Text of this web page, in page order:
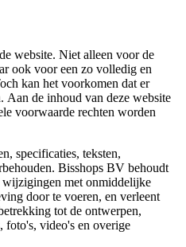
website. Niet alleen voor de
ook voor een zo volledig en
kan het voorkomen dat er
Aan de inhoud van deze website
voorwaarde rechten worden
specificaties, teksten,
Bisshops BV behoudt
met onmiddelijke
door te voeren, en verleent
tot de ontwerpen,
foto's, video's en overige